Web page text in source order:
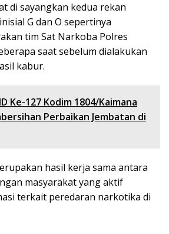
di sayangkan kedua rekan
G dan O sepertinya
tim Sat Narkoba Polres
saat sebelum dialakukan
kabur.
Ke-127 Kodim 1804/Kaimana
Perbaikan Jembatan di
hasil kerja sama antara
masyarakat yang aktif
terkait peredaran narkotika di